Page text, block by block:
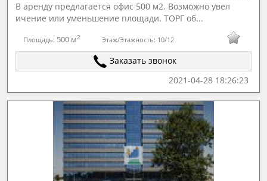
В аренду предлагается офис 500 м2. Возможно увел
ичение или уменьшение площади. ТОРГ об...
Площадь: 500 м2 Этаж/Этажность: 10/12
Заказать звонок
2021-04-28 18:26:23